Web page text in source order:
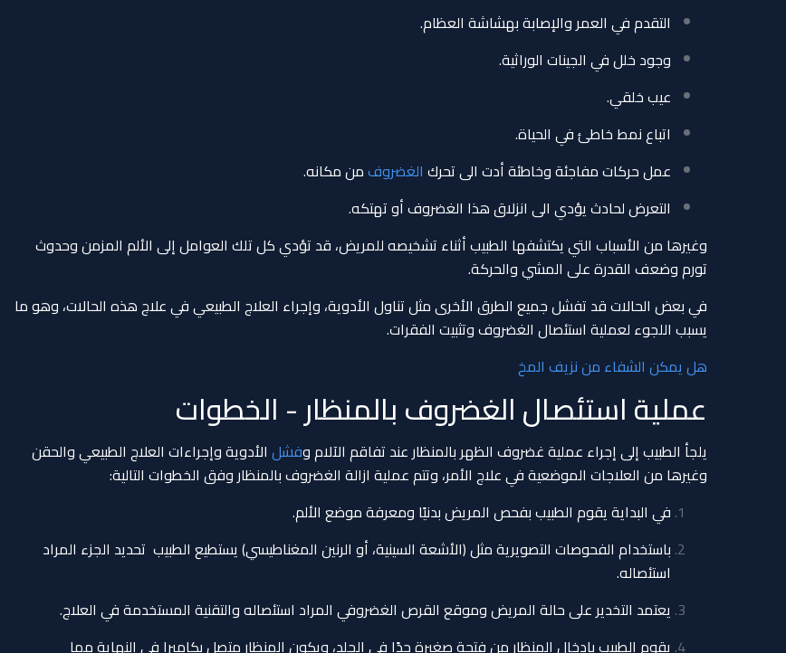
التقدم في العمر والإصابة بهشاشة العظام.
وجود خلل في الجينات الوراثية.
عيب خلقي.
اتباع نمط خاطئ في الحياة.
عمل حركات مفاجئة وخاطئة أدت الى تحرك الغضروفمن مكانه.
التعرض لحادث يؤدي الى انزلاق هذا الغضروف أو تهتكه.
وغيرها من الأسباب التي يكتشفها الطبيب أثناء تشخيصه للمريض، قد تؤدي كل تلك العوامل إلى الألم المزمن وحدوث
تورم وضعف القدرة على المشي والحركة.
في بعض الحالات قد تفشل جميع الطرق الأخرى مثل تناول الأدوية، وإجراء العلاج الطبيعي في علاج هذه الحالات، وهو ما
يسبب اللجوء لعملية استئصال الغضروف وتثبيت الفقرات.
هل يمكن الشفاء من نزيف المخ
عملية استئصال الغضروف بالمنظار - الخطوات
يلجأ الطبيب إلى إجراء عملية غضروف الظهر بالمنظار عند تفاقم الآلام وفشل الأدوية وإجراءات العلاج الطبيعي والحقن
وغيرها من العلاجات الموضعية في علاج الأمر، وتتم عملية ازالة الغضروف بالمنظار وفق الخطوات التالية:
في البداية يقوم الطبيب بفحص المريض بدنيًا ومعرفة موضع الألم.
باستخدام الفحوصات التصويرية مثل (الأشعة السينية، أو الرنين المغناطيسي) يستطيع الطبيب تحديد الجزء المراد
استئصاله.
يعتمد التخدير على حالة المريض وموقع القرص الغضروفي المراد استئصاله والتقنية المستخدمة في العلاج.
يقوم الطبيب بإدخال المنظار من فتحة صغيرة جدًا في الجلد، ويكون المنظار متصل بكاميرا في النهاية مما